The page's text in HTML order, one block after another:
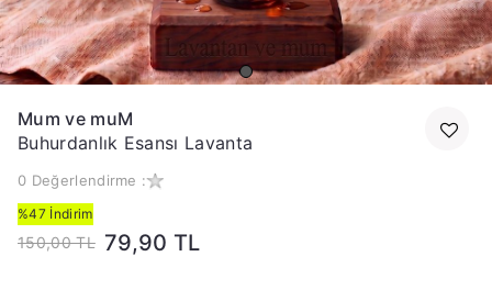
Mum ve muM
Buhurdanlık Esansı Lavanta
0 Değerlendirme :
%47 İndirim
150,00 TL 79,90 TL